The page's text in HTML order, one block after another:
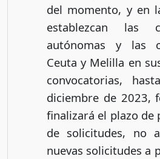
del momento, y en
establezcan las
autónomas y las
Ceuta y Melilla en
convocatorias,
diciembre de 2023,
finalizará el plazo de
de solicitudes, no
nuevas solicitudes a